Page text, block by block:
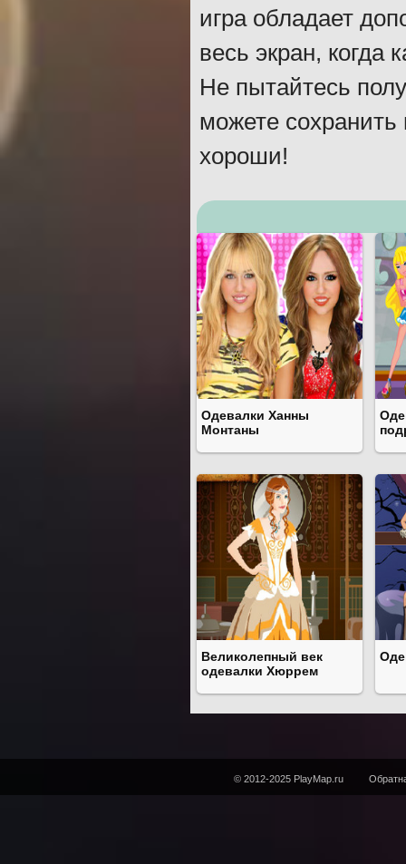
игра обладает
весь экран, когда
Не пытайтесь
можете сохранить
хороши!
Одевалки Ханны
Монтаны
Великолепный век
одевалки Хюррем
© 2012-2025 PlayMap.ru